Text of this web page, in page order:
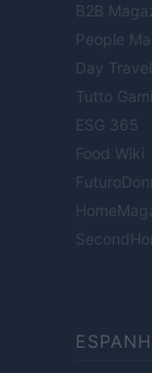
B2B
People
Day Travel
Tutto
ESG 365
Food Wiki